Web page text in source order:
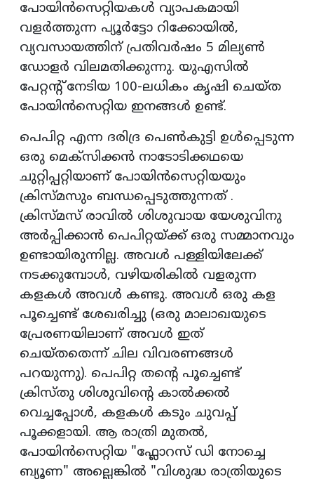
പോയിൻസെറ്റിയകൾ വ്യാപകമായി
വളർത്തുന്ന പ്യൂർട്ടോ റിക്കോയിൽ,
വ്യവസായത്തിന് പ്രതിവർഷം 5 മില്യൺ
ഡോളർ വിലമതിക്കുന്നു. യുഎസിൽ
പേറ്റന്റ് നേടിയ 100-ലധികം കൃഷി ചെയ്ത
പോയിൻസെറ്റിയ ഇനങ്ങൾ ഉണ്ട്.
പെപിറ്റ എന്ന ദരിദ്ര പെൺകുട്ടി ഉൾപ്പെടുന്ന
ഒരു മെക്സിക്കൻ നാടോടിക്കഥയെ
ചുറ്റിപ്പറ്റിയാണ് പോയിൻസെറ്റിയയും
ക്രിസ്മസും ബന്ധപ്പെടുത്തുന്നത് .
ക്രിസ്മസ് രാവിൽ ശിശുവായ യേശുവിനു
അർപ്പിക്കാൻ പെപിറ്റയ്ക്ക് ഒരു സമ്മാനവും
ഉണ്ടായിരുന്നില്ല. അവൾ പള്ളിയിലേക്ക്
നടക്കുമ്പോൾ, വഴിയരികിൽ വളരുന്ന
കളകൾ അവൾ കണ്ടു. അവൾ ഒരു കള
പൂച്ചെണ്ട് ശേഖരിച്ചു (ഒരു മാലാഖയുടെ
പ്രേരണയിലാണ് അവൾ ഇത്
ചെയ്തതെന്ന് ചില വിവരണങ്ങൾ
പറയുന്നു). പെപിറ്റ തന്റെ പൂച്ചെണ്ട്
ക്രിസ്തു ശിശുവിന്റെ കാൽക്കൽ
വെച്ചപ്പോൾ, കളകൾ കടും ചുവപ്പ്
പൂക്കളായി. ആ രാത്രി മുതൽ,
പോയിൻസെറ്റിയ "ഫ്ലോറസ് ഡി നോച്ചെ
ബ്യൂണ" അല്ലെങ്കിൽ "വിശുദ്ധ രാത്രിയുടെ